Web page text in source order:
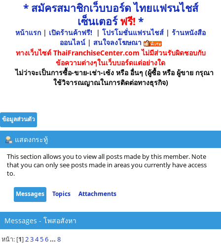
* สมัครสมาชิกเว็บบอร์ด ไทยแฟรนไชส์
เซ็นเตอร์ฟรี! *
หน้าแรก | เปิดร้านค้าฟรี! | โปรโมชั่นแฟรนไชส์ | ร้านหนังสือ
ออนไลน์ | สนใจลงโฆษณา
ทางเว็บไซต์ ThaiFranchiseCenter.com ไม่มีส่วนรับผิดชอบกับ
ข้อความต่างๆในเว็บบอร์ดแต่อย่างใด
ไม่ว่าจะเป็นการซื้อ-ขาย-เช่า-เซ้ง หรือ อื่นๆ (ผู้ซื้อ หรือ ผู้ขาย กรุณา
ใช้วิจารณญาณในการติดต่อทางธุรกิจ)
ข้อมูลส่วนตัว
แสดงกระทู้
This section allows you to view all posts made by this member. Note
that you can only see posts made in areas you currently have access
to.
Messages Topics Attachments
Messages - โพสอสังหา
หน้า: [1]2 3 4 5 6 ... 8